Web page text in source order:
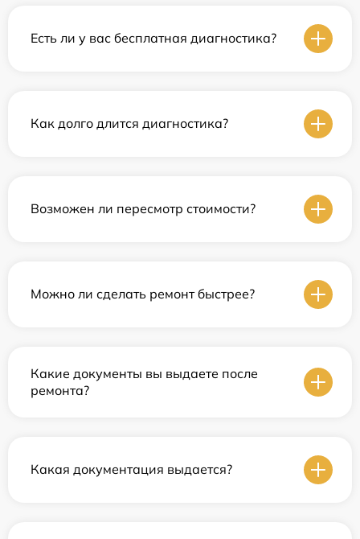
Есть ли у вас бесплатная диагностика?
Как долго длится диагностика?
Возможен ли пересмотр стоимости?
Можно ли сделать ремонт быстрее?
Какие документы вы выдаете после
ремонта?
Какая документация выдается?